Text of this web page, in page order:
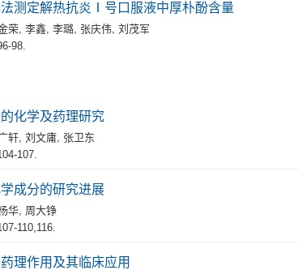
测定解热抗炎Ⅰ号口服液中厚朴酚含量
荣, 李鑫, 李璐, 张庆伟, 刘茂军
98.
化学及药理研究
轩, 刘文庸, 张卫东
107.
成分的研究进展
华, 周大铮
110,116.
理作用及其临床应用